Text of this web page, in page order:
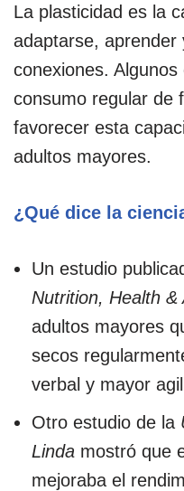
La plasticidad es la
adaptarse, aprender
conexiones.
consumo regular de
favorecer esta
adultos mayores.
¿Qué dice la
Un estudio
Nutrition, Health &
adultos mayores
secos
verbal y mayor
Otro estudio de la
Linda mostró que
mejoraba el